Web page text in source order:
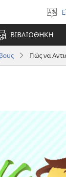
ΒΙΒΛΙΟΘΗΚΗ
Πώς να